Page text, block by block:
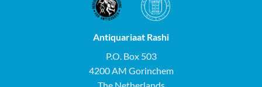
Antiquariaat Rashi
P.O. Box 503
4200 AM Gorinchem
The Netherlands